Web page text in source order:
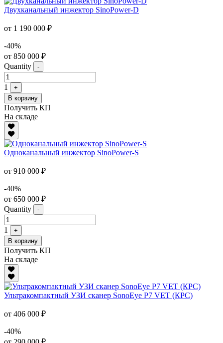
Двухканальный инжектор SinoPower-D
от 1 190 000 ₽
-40%
от 850 000 ₽
Quantity
-
1
+
В корзину
Получить КП
На складе
Одноканальный инжектор SinoPower-S
от 910 000 ₽
-40%
от 650 000 ₽
Quantity
-
1
+
В корзину
Получить КП
На складе
Ультракомпактный УЗИ сканер SonoEye P7 VET (КРС)
от 406 000 ₽
-40%